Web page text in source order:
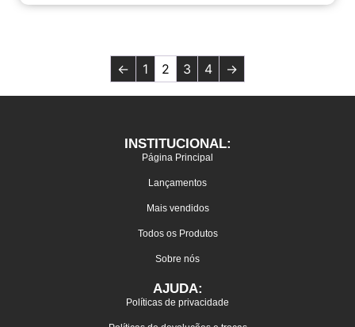
← 1 2 3 4 →
INSTITUCIONAL:
Página Principal
Lançamentos
Mais vendidos
Todos os Produtos
Sobre nós
AJUDA:
Políticas de privacidade